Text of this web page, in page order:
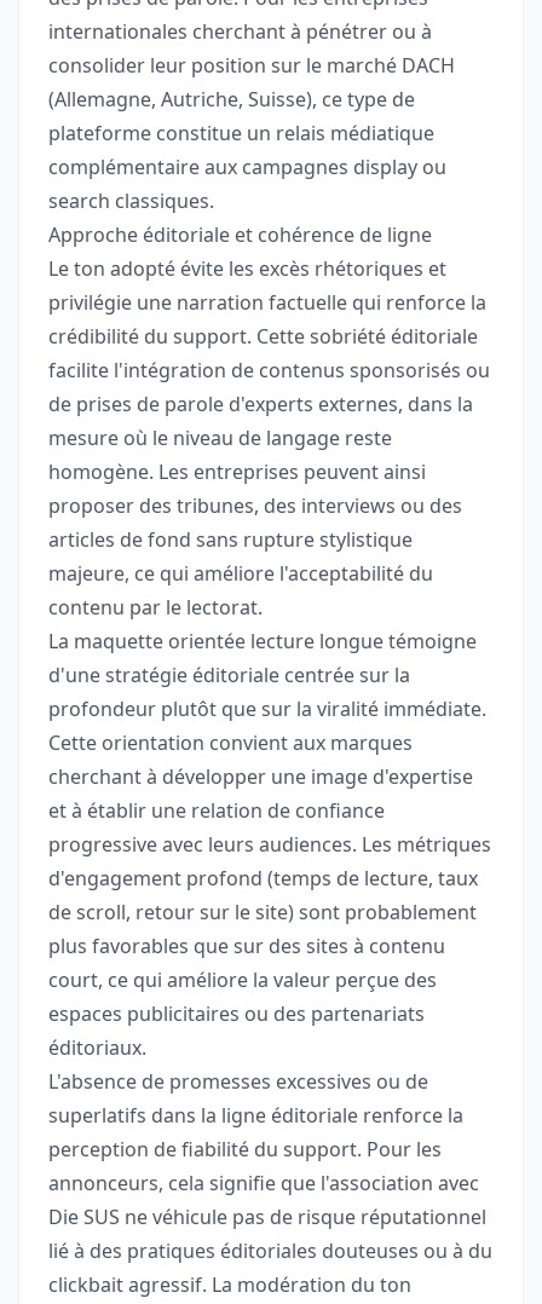
internationales cherchant à pénétrer ou à
consolider leur position sur le marché DACH
(Allemagne, Autriche, Suisse), ce type de
plateforme constitue un relais médiatique
complémentaire aux campagnes display ou
search classiques.
Approche éditoriale et cohérence de ligne
Le ton adopté évite les excès rhétoriques et
privilégie une narration factuelle qui renforce la
crédibilité du support. Cette sobriété éditoriale
facilite l'intégration de contenus sponsorisés ou
de prises de parole d'experts externes, dans la
mesure où le niveau de langage reste
homogène. Les entreprises peuvent ainsi
proposer des tribunes, des interviews ou des
articles de fond sans rupture stylistique
majeure, ce qui améliore l'acceptabilité du
contenu par le lectorat.
La maquette orientée lecture longue témoigne
d'une stratégie éditoriale centrée sur la
profondeur plutôt que sur la viralité immédiate.
Cette orientation convient aux marques
cherchant à développer une image d'expertise
et à établir une relation de confiance
progressive avec leurs audiences. Les métriques
d'engagement profond (temps de lecture, taux
de scroll, retour sur le site) sont probablement
plus favorables que sur des sites à contenu
court, ce qui améliore la valeur perçue des
espaces publicitaires ou des partenariats
éditoriaux.
L'absence de promesses excessives ou de
superlatifs dans la ligne éditoriale renforce la
perception de fiabilité du support. Pour les
annonceurs, cela signifie que l'association avec
Die SUS ne véhicule pas de risque réputationnel
lié à des pratiques éditoriales douteuses ou à du
clickbait agressif. La modération du ton